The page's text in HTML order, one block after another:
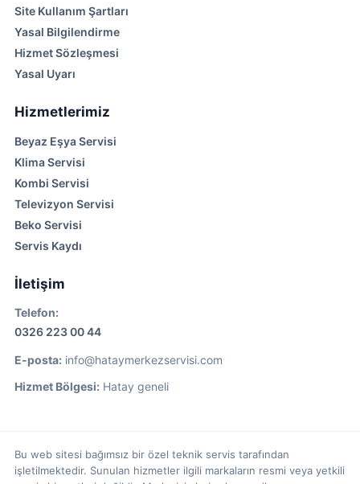
Site Kullanım Şartları
Yasal Bilgilendirme
Hizmet Sözleşmesi
Yasal Uyarı
Hizmetlerimiz
Beyaz Eşya Servisi
Klima Servisi
Kombi Servisi
Televizyon Servisi
Beko Servisi
Servis Kaydı
İletişim
Telefon:
0326 223 00 44
E-posta: info@hataymerkezservisi.com
Hizmet Bölgesi: Hatay geneli
Bu web sitesi bağımsız bir özel teknik servis tarafından
işletilmektedir. Sunulan hizmetler ilgili markaların resmi veya yetkili